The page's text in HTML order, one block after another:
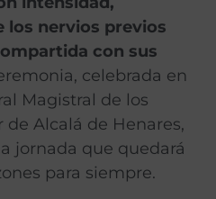
nervios previos
con sus
celebrada en
Magistral de los
de Alcalá de Henares,
jornada que quedará
para siempre.